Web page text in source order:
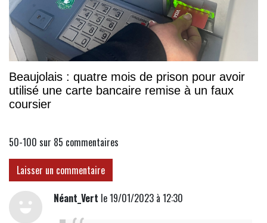
Beaujolais : quatre mois de prison pour avoir
utilisé une carte bancaire remise à un faux
coursier
50-100 sur 85 commentaires
Laisser un commentaire
Néant_Vert le 19/01/2023 à 12:30